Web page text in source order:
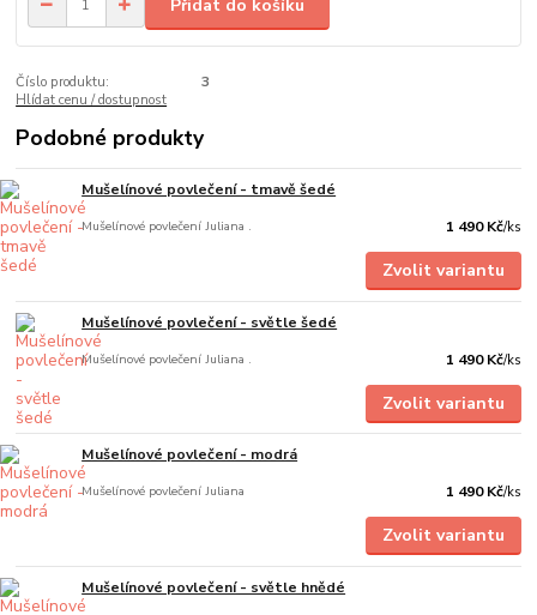
Přidat do košíku
Číslo produktu:
3
Hlídat cenu / dostupnost
Podobné produkty
Mušelínové povlečení - tmavě šedé
Mušelínové povlečení Juliana . 1 490 Kč/ks
Zvolit variantu
Mušelínové povlečení - světle šedé
Mušelínové povlečení Juliana . 1 490 Kč/ks
Zvolit variantu
Mušelínové povlečení - modrá
Mušelínové povlečení Juliana 1 490 Kč/ks
Zvolit variantu
Mušelínové povlečení - světle hnědé